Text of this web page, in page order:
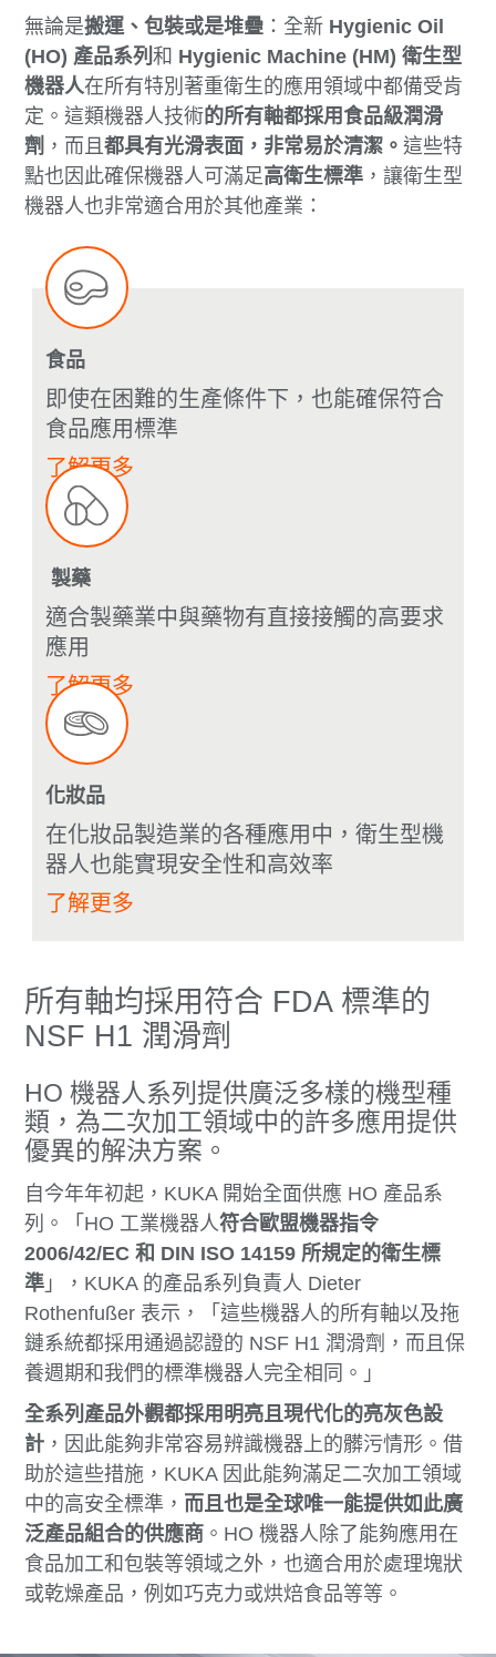
無論是搬運、包裝或是堆疊 ：全新 Hygienic Oil
(HO) 產品系列和 Hygienic Machine (HM) 衛生型
機器人在所有特別著重衛生的應用領域中都備受肯
定。這類機器人技術的所有軸都採用食品級潤滑
劑 ，而且都具有光滑表面，非常易於清潔。這些特
點也因此確保機器人可滿足高衛生標準 ，讓衛生型
機器人也非常適合用於其他產業：
食品
即使在困難的生產條件下，也能確保符合
食品應用標準
了解更多
製藥
適合製藥業中與藥物有直接接觸的高要求
應用
了解更多
化妝品
在化妝品製造業的各種應用中，衛生型機
器人也能實現安全性和高效率
了解更多
所有軸均採用符合 FDA 標準的
NSF H1 潤滑劑
HO 機器人系列提供廣泛多樣的機型種
類，為二次加工領域中的許多應用提供
優異的解決方案。
自今年年初起，KUKA 開始全面供應 HO 產品系
列。「HO 工業機器人符合歐盟機器指令
2006/42/EC 和 DIN ISO 14159 所規定的衛生標
準 」，KUKA 的產品系列負責人 Dieter
Rothenfußer 表示，「這些機器人的所有軸以及拖
鏈系統都採用通過認證的 NSF H1 潤滑劑，而且保
養週期和我們的標準機器人完全相同。」
全系列產品外觀都採用明亮且現代化的亮灰色設
計 ，因此能夠非常容易辨識機器上的髒污情形。借
助於這些措施，KUKA 因此能夠滿足二次加工領域
中的高安全標準， 而且也是全球唯一能提供如此廣
泛產品組合的供應商 。HO 機器人除了能夠應用在
食品加工和包裝等領域之外，也適合用於處理塊狀
或乾燥產品，例如巧克力或烘焙食品等等。